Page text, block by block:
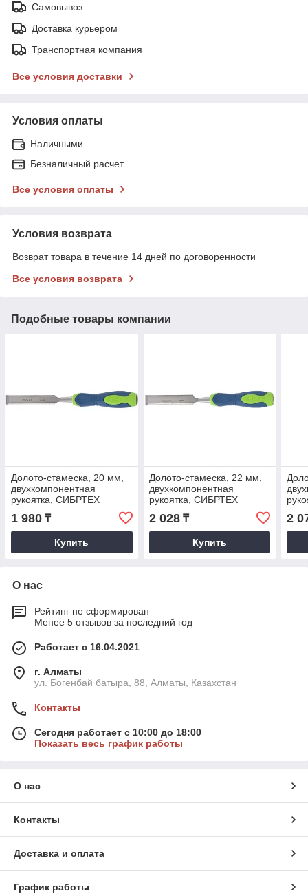
Самовывоз
Доставка курьером
Транспортная компания
Все условия доставки
Условия оплаты
Наличными
Безналичный расчет
Все условия оплаты
Условия возврата
Возврат товара в течение 14 дней по договоренности
Все условия возврата
Подобные товары компании
Долото-стамеска, 20 мм,
двухкомпонентная
рукоятка, СИБРТЕХ
1 980 ₸
Купить
Долото-стамеска, 22 мм,
двухкомпонентная
рукоятка, СИБРТЕХ
2 028₸
Купить
2
О нас
Рейтинг не сформирован
Менее 5 отзывов за последний год
Работает с 16.04.2021
г. Алматы
ул. Богенбай батыра, 88, Алматы, Казахстан
Контакты
Сегодня работает с 10:00 до 18:00
Показать весь график работы
О нас
Контакты
Доставка и оплата
График работы